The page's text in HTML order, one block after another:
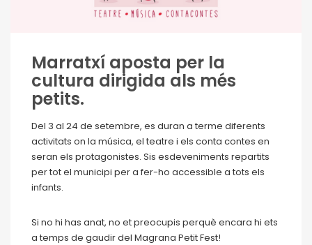
Marratxí aposta per la
cultura dirigida als més
petits.
Del 3 al 24 de setembre, es duran a terme diferents
activitats on la música, el teatre i els conta contes en
seran els protagonistes. Sis esdeveniments repartits
per tot el municipi per a fer-ho accessible a tots els
infants.
Si no hi has anat, no et preocupis perquè encara hi ets
a temps de gaudir del Magrana Petit Fest!